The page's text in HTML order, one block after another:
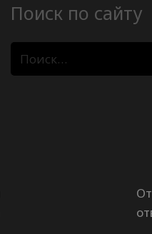
Поиск по сайту
Найти: